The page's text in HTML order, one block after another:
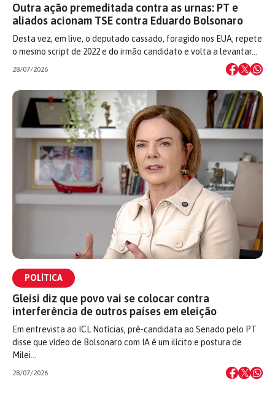
Outra ação premeditada contra as urnas: PT e
aliados acionam TSE contra Eduardo Bolsonaro
Desta vez, em live, o deputado cassado, foragido nos EUA, repete
o mesmo script de 2022 e do irmão candidato e volta a levantar…
28/07/2026
POLÍTICA
Gleisi diz que povo vai se colocar contra
interferência de outros países em eleição
Em entrevista ao ICL Notícias, pré-candidata ao Senado pelo PT
disse que vídeo de Bolsonaro com IA é um ilícito e postura de
Milei…
28/07/2026